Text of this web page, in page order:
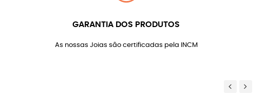
GARANTIA DOS PRODUTOS
As nossas Joias são certificadas pela INCM